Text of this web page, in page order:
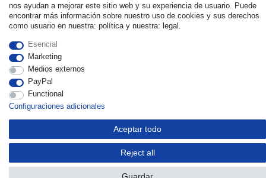
nos ayudan a mejorar este sitio web y su experiencia de usuario. Puede
encontrar más información sobre nuestro uso de cookies y sus derechos
como usuario en nuestra: política y nuestra: legal.
Esencial
Marketing
Medios externos
PayPal
Functional
Configuraciones adicionales
Aceptar todo
Reject all
Withdraw from contract here Contacto